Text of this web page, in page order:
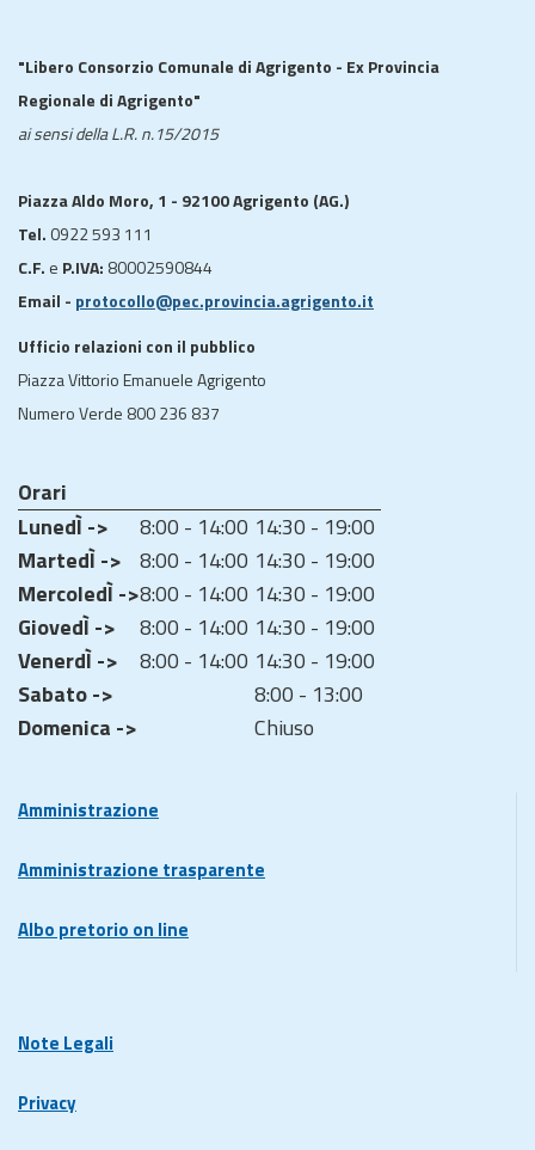
"Libero Consorzio Comunale di Agrigento - Ex Provincia
Regionale di Agrigento"
ai sensi della L.R. n.15/2015
Piazza Aldo Moro, 1 - 92100 Agrigento (AG.)
Tel. 0922 593 111
C.F. e P.IVA: 80002590844
Email - protocollo@pec.provincia.agrigento.it
Ufficio relazioni con il pubblico
Piazza Vittorio Emanuele Agrigento
Numero Verde 800 236 837
Orari
LunedÌ ->
8:00 - 14:00 14:30 - 19:00
MartedÌ -> 8:00 - 14:00 14:30 - 19:00
MercoledÌ ->8:00 - 14:00 14:30 - 19:00
GiovedÌ ->
8:00 - 14:00 14:30 - 19:00
VenerdÌ ->
8:00 - 14:00 14:30 - 19:00
Sabato ->
8:00 - 13:00
Domenica ->
Chiuso
Amministrazione
Amministrazione trasparente
Albo pretorio on line
Note Legali
Privacy